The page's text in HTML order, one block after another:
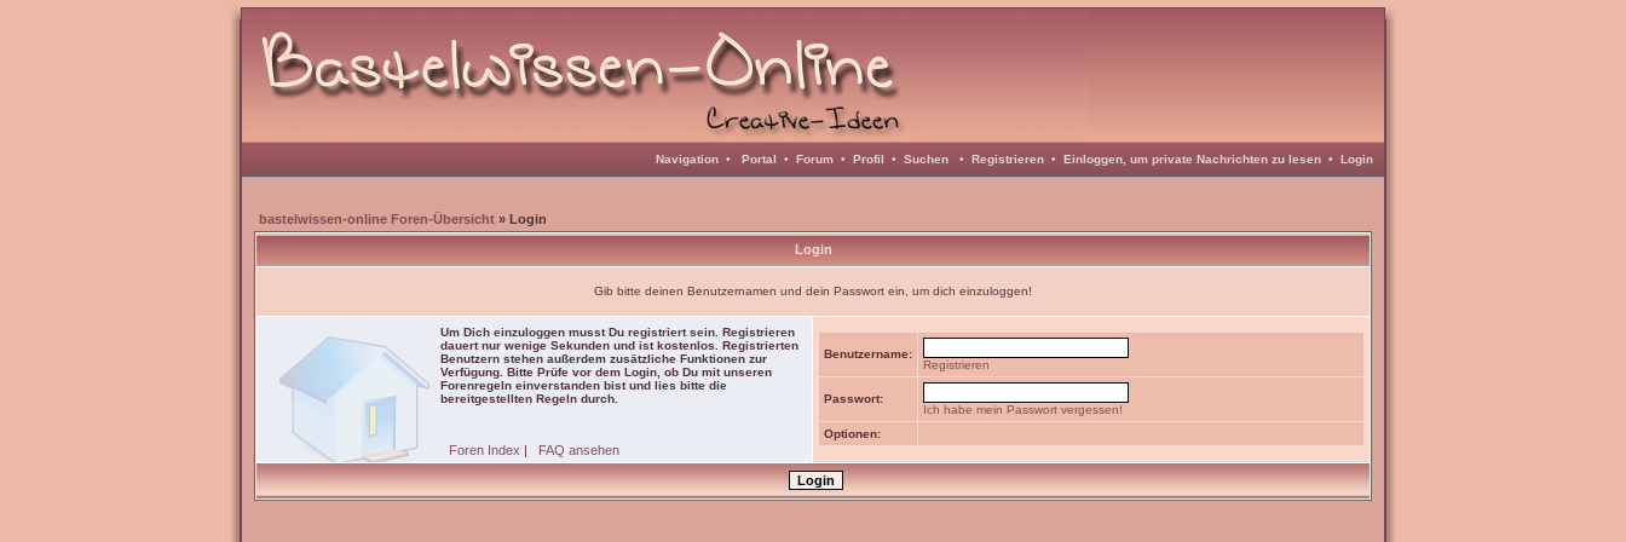
Navigation • Portal • Forum • Profil • Suchen • Registrieren • Einloggen, um private Nachrichten zu lesen • Login
bastelwissen-online Foren-Übersicht » Login
Login
Gib bitte deinen Benutzernamen und dein Passwort ein, um dich einzuloggen!
Um Dich einzuloggen musst Du registriert sein. Registrieren
dauert nur wenige Sekunden und ist kostenlos. Registrierten
Benutzern stehen außerdem zusätzliche Funktionen zur
Verfügung. Bitte Prüfe vor dem Login, ob Du mit unseren
Forenregeln einverstanden bist und lies bitte die
bereitgestellten Regeln durch.
Foren Index | FAQ ansehen
Benutzername:
Registrieren
Passwort:
Ich habe mein Passwort vergessen!
Optionen: